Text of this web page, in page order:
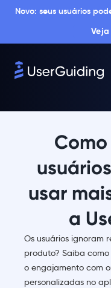
Novo: seus usuários
usar
a
Os usuários ignoram
produto? Saiba
o engajamento com
personalizadas no